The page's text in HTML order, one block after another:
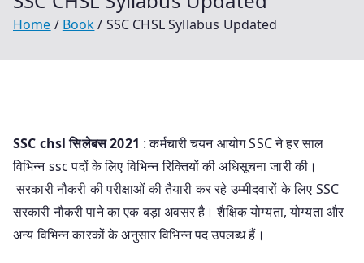
Home Book SSC CHSL Syllabus Updated
SSC chsl सिलेबस 2021 : कर्मचारी चयन आयोग SSC ने हर साल
विभिन्न ssc पदों के लिए विभिन्न रिक्तियों की अधिसूचना जारी की।
सरकारी नौकरी की परीक्षाओं की तैयारी कर रहे उम्मीदवारों के लिए SSC
सरकारी नौकरी पाने का एक बड़ा अवसर है। शैक्षिक योग्यता, योग्यता और
अन्य विभिन्न कारकों के अनुसार विभिन्न पद उपलब्ध हैं।